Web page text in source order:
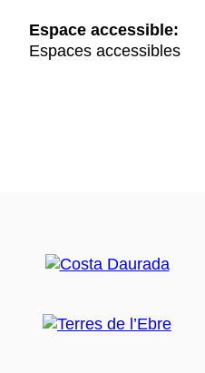
Espace accessible:
Espaces accessibles